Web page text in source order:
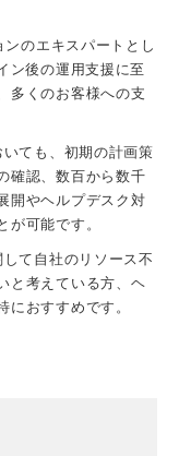
のエキスパートとし
ン後の運用支援に至
多くのお客様への支
ても、初期の計画策
確認、数百から数千
開やヘルプデスク対
が可能です。
て自社のリソース不
と考えている方、ヘ
におすすめです。